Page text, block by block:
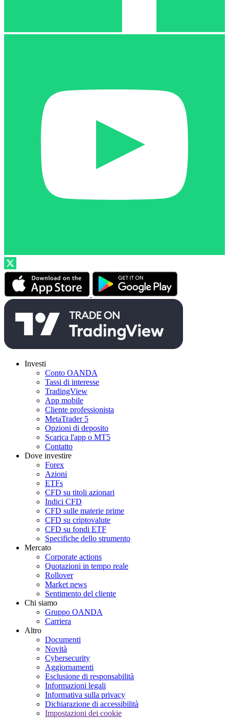
Investi
Conto OANDA
Tassi di interesse
TradingView
App mobile
Cliente professionista
MetaTrader 5
Opzioni di deposito
Scarica l'app o MT5
Contatto
Dove investire
Forex
Azioni
ETFs
CFD su titoli azionari
Indici CFD
CFD sulle materie prime
CFD su criptovalute
CFD su fondi ETF
Specifiche dello strumento
Mercato
Corporate actions
Quotazioni in tempo reale
Rollover
Market news
Sentimento del cliente
Chi siamo
Gruppo OANDA
Carriera
Altro
Documenti
Novità
Cybersecurity
Aggiornamenti
Esclusione di responsabilità
Informazioni legali
Informativa sulla privacy
Dichiarazione di accessibilità
Impostazioni dei cookie